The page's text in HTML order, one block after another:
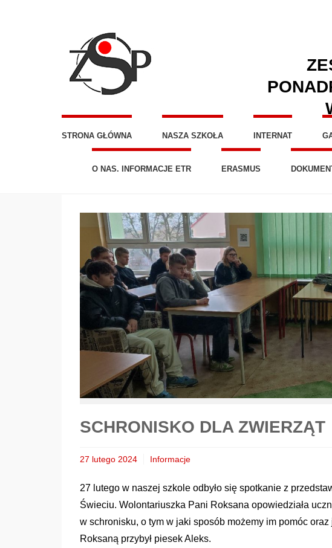
STRONA GŁÓWNA NASZA SZKOŁA INTERNAT
O NAS. INFORMACJE ETR ERASMUS
SCHRONISKO DLA ZWIERZĄT
27 lutego 2024 Informacje
27 lutego w naszej szkole odbyło się spotkanie z
Świeciu. Wolontariuszka Pani Roksana opowiedziała
w schronisku, o tym w jaki sposób możemy im pomóc
Roksaną przybył piesek Aleks.